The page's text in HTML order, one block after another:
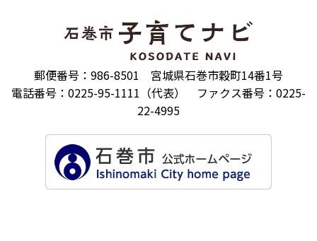
郵便番号：986-8501 宮城県石巻市穀町14番1号
電話番号：0225-95-1111（代表） ファクス番号：0225-
22-4995